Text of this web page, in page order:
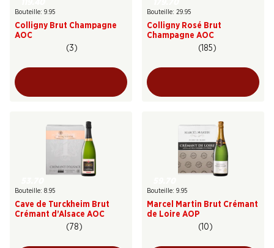
Bouteille: 9.95
Colligny Brut Champagne
AOC
(3)
Bouteille: 29.95
Colligny Rosé Brut
Champagne AOC
(185)
Bouteille: 8.95
Cave de Turckheim Brut
Crémant d’Alsace AOC
(78)
Bouteille: 9.95
Marcel Martin Brut Crémant
de Loire AOP
(10)